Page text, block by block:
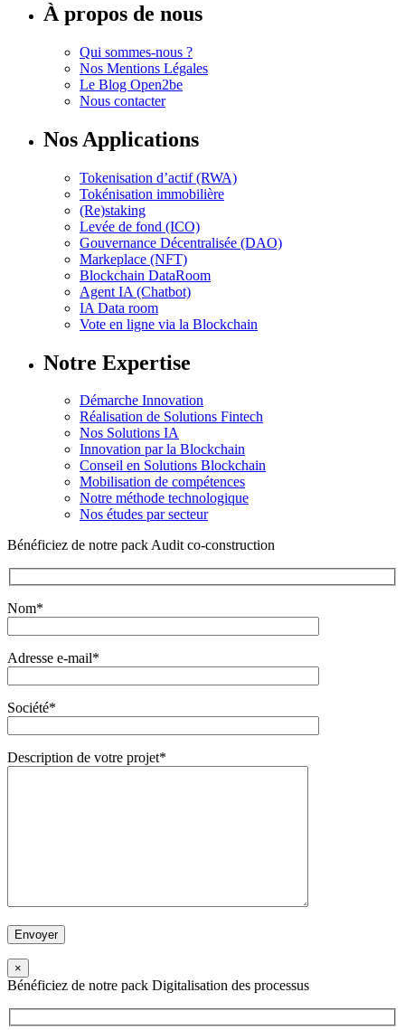
À propos de nous
Qui sommes-nous ?
Nos Mentions Légales
Le Blog Open2be
Nous contacter
Nos Applications
Tokenisation d’actif (RWA)
Tokénisation immobilière
(Re)staking
Levée de fond (ICO)
Gouvernance Décentralisée (DAO)
Markeplace (NFT)
Blockchain DataRoom
Agent IA (Chatbot)
IA Data room
Vote en ligne via la Blockchain
Notre Expertise
Démarche Innovation
Réalisation de Solutions Fintech
Nos Solutions IA
Innovation par la Blockchain
Conseil en Solutions Blockchain
Mobilisation de compétences
Notre méthode technologique
Nos études par secteur
Bénéficiez de notre pack Audit co-construction
Nom*
Adresse e-mail*
Société*
Description de votre projet*
×
Bénéficiez de notre pack Digitalisation des processus